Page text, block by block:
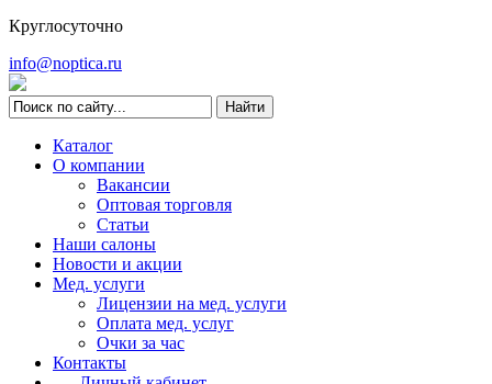
Круглосуточно
info@noptica.ru
Каталог
О компании
Вакансии
Оптовая торговля
Статьи
Наши салоны
Новости и акции
Мед. услуги
Лицензии на мед. услуги
Оплата мед. услуг
Очки за час
Контакты